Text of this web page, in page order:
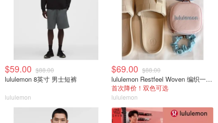
$59.00 $88.00
lululemon 8英寸 男士短裤
lululemon
$69.00 $88.00
lululemon Restfeel Woven 编织一字拖
首次降价！双色可选
lululemon